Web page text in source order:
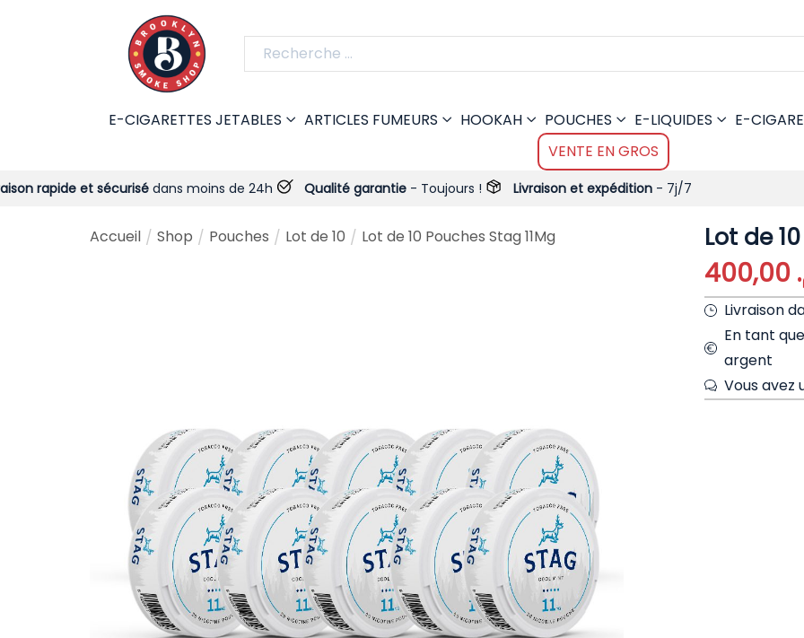
E-CIGARETTES JETABLES ARTICLES FUMEURS HOOKAH POUCHES E-LIQUIDES
E-
VENTE EN GROS
et sécurisédans moins de 24h Qualité garantie- Toujours ! Livraison et expédition- 7j/7
Accueil / Shop / Pouches / Lot de 10 / Lot de 10 Pouches Stag 11Mg Lot de
400,00
Livraison
En tant
argent
Vous avez